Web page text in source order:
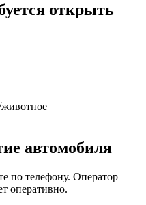
открыть
автомобиля
по телефону. Оператор
оперативно.